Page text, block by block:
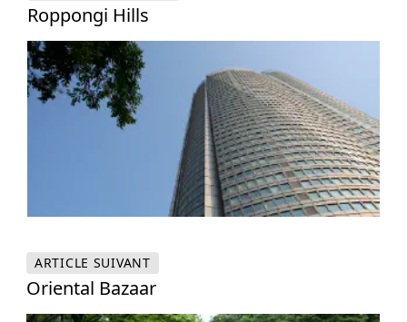
Roppongi Hills
ARTICLE SUIVANT
Oriental Bazaar